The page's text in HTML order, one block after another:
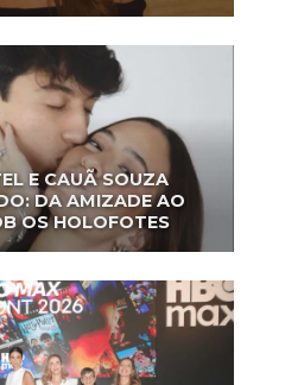
E CAUÃ SOUZA
DA AMIZADE AO
OS HOLOFOTES